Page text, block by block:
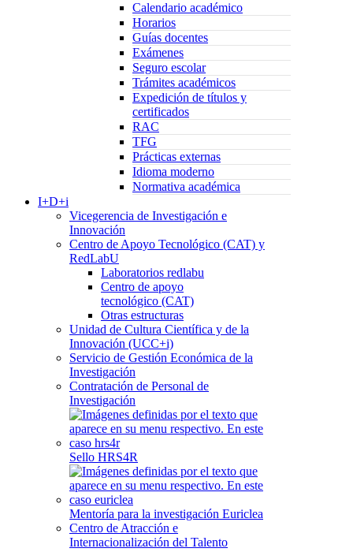
Calendario académico
Horarios
Guías docentes
Exámenes
Seguro escolar
Trámites académicos
Expedición de títulos y
certificados
RAC
TFG
Prácticas externas
Idioma moderno
Normativa académica
I+D+i
Vicegerencia de Investigación e
Innovación
Centro de Apoyo Tecnológico (CAT) y
RedLabU
Laboratorios redlabu
Centro de apoyo
tecnológico (CAT)
Otras estructuras
Unidad de Cultura Científica y de la
Innovación (UCC+i)
Servicio de Gestión Económica de la
Investigación
Contratación de Personal de
Investigación
Sello HRS4R
Mentoría para la investigación Euriclea
Centro de Atracción e
Internacionalización del Talento